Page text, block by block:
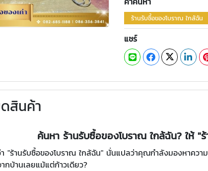
ร้านรับซื้อของโบราณ ใกล้ฉัน
แชร์
สินค้า
ค้นหา ร้านรับซื้อของโบราณ ใกล้ฉัน? ให้
"ร้านรับซื้อของโบราณ ใกล้ฉัน" นั่นแปลว่าคุณกำลังมองหาควา
กบ้านเลยแม้แต่ก้าวเดียว?